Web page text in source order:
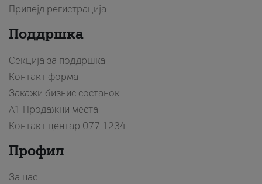
Припејд регистрација
Поддршка
Секција за поддршка
Контакт форма
Закажи бизнис состанок
A1 Продажни места
Контакт центар 077 1234
Профил
За нас